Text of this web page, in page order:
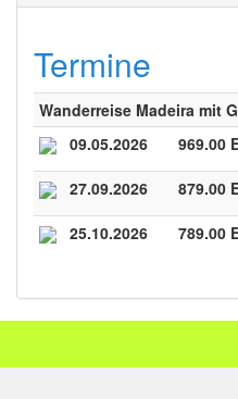
Termine
Wanderreise Madeira mit
09.05.2026
969.00
27.09.2026 879.00
25.10.2026 789.00